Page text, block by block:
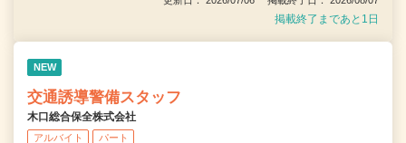
掲載終了まであと1日
NEW
交通誘導警備スタッフ
木口総合保全株式会社
アルバイト パート